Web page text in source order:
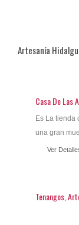
Artesanía
Casa De Las
Es La tienda
una gran
Ver
Tenangos,